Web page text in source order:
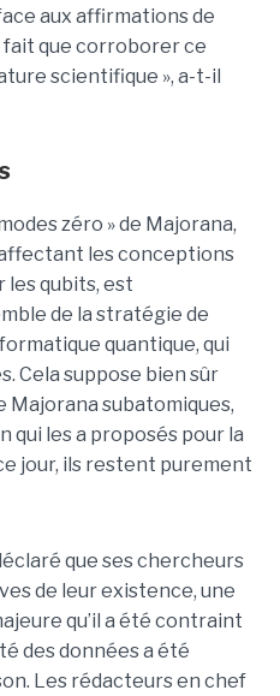
aux affirmations de
fait que corroborer ce
scientifique », a-t-il
zéro » de Majorana,
les conceptions
les qubits, est
de la stratégie de
quantique, qui
Cela suppose bien sûr
Majorana subatomiques,
qui les a proposés pour la
jour, ils restent purement
que ses chercheurs
de leur existence, une
qu’il a été contraint
des données a été
Les rédacteurs en chef